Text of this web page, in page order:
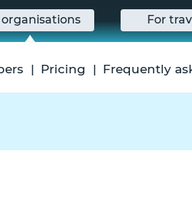
organisations For
Pricing Frequently